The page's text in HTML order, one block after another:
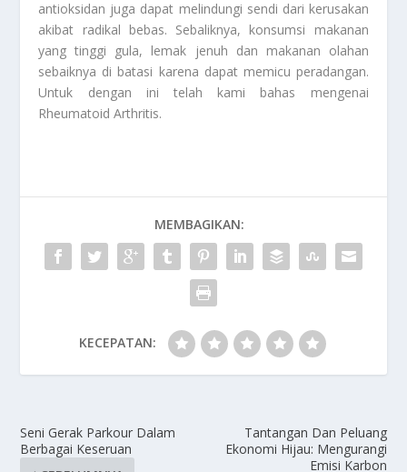
antioksidan juga dapat melindungi sendi dari kerusakan
akibat radikal bebas. Sebaliknya, konsumsi makanan
yang tinggi gula, lemak jenuh dan makanan olahan
sebaiknya di batasi karena dapat memicu peradangan.
Untuk dengan ini telah kami bahas mengenai
Rheumatoid Arthritis.
MEMBAGIKAN:
KECEPATAN:
Seni Gerak Parkour Dalam
Berbagai Keseruan
Tantangan Dan Peluang
Ekonomi Hijau: Mengurangi
Emisi Karbon